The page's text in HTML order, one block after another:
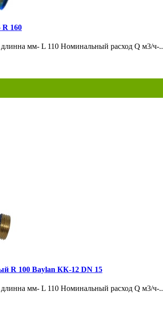
160
мм- L 110 Номинальный расход Q м3/ч-..
R 100 Baylan КК-12 DN 15
мм- L 110 Номинальный расход Q м3/ч-..